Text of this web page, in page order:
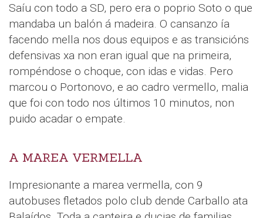
Saíu con todo a SD, pero era o poprio Soto o que
mandaba un balón á madeira. O cansanzo ía
facendo mella nos dous equipos e as transicións
defensivas xa non eran igual que na primeira,
rompéndose o choque, con idas e vidas. Pero
marcou o Portonovo, e ao cadro vermello, malia
que foi con todo nos últimos 10 minutos, non
puido acadar o empate.
A MAREA VERMELLA
Impresionante a marea vermella, con 9
autobuses fletados polo club dende Carballo ata